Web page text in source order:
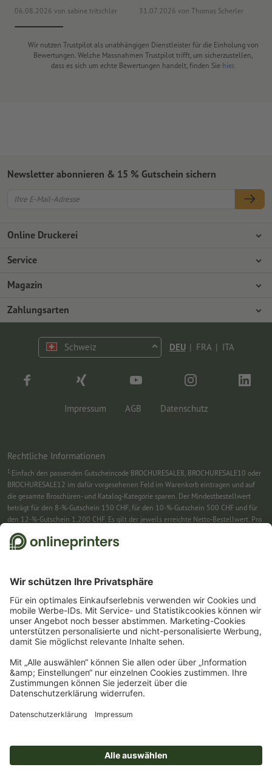
06.08.2026 von sabine tritschler 31.07.2026 von Thomas Scherler
Wir nutzen Trustpilot als unabhängigen Dienstleister für die Einholung von
Bewertungen. Welche Massnahmen Trustpilot trifft, um sicherzustellen,
dass es sich um echte Bewertungen handelt, finden Sie hier.
Online Druckerei
Über Onlineprinters
Presse
Umweltschutz
Service
Zahlungsarten
Versand
op.premium
Magazin
Design
Druck & Insights
Tutorials
Zahlungsarten
Newsletter abonnieren & 15 % Gutschein sichern
Schweiz DEU | FRA | ITA
Impressum AGB Datenschutz
Rechtliche Informationen
1 Einfach den passenden Gutscheincode BROCHURESALE8, BROCHURESALE10 oder
BROCHURESALE12 im dafür vorgesehenen Feld im Warenkorb eintragen und auf
die gesamte Broschüren- und Katalog-Kategorie sparen. Der Mindestbestellwert
beträgt für den 8-%-Gutschein 150 CHF, für den 10-%-Gutschein 500 CHF und für
den 12-%-Gutschein 1.200 CHF. Es gilt der jeweils erreichte Netto-Bestellwert. Pro
Bestellung ist nur ein Gutscheincode einlösbar. Mehrfach einlösbar. Keine
Barauszahlung. Nicht mit weiteren Aktionen kombinierbar. Die Aktion gilt bis
Warenkorb eintragen und auf ausgewählte Produkte sparen. Kein
Mindestbestellwert. Mehrfach einlösbar. Keine Barauszahlung. Nicht mit weiteren
Aktionen kombinierbar. Die Aktion gilt bis einschliesslich 31.08.2026.
3 Einfach den Gutscheincode STICKYNOTES26-20 im dafür vorgesehenen Feld im
Warenkorb eintragen und auf ausgewählte Produkte sparen. Kein
Aktionen kombinierbar. Die Aktion gilt bis einschliesslich 31.08.2026.
4Sie erhalten zunächst eine E-Mail, in der Sie die Anmeldung zum Newsletter durch
einen Klick bestätigen. Erst dann senden wir Ihnen den Rabattcode und künftig
Maximale Höhe des Rabatts: 150 CHF des Bestellwerts (netto). Einmalig einlösbar.